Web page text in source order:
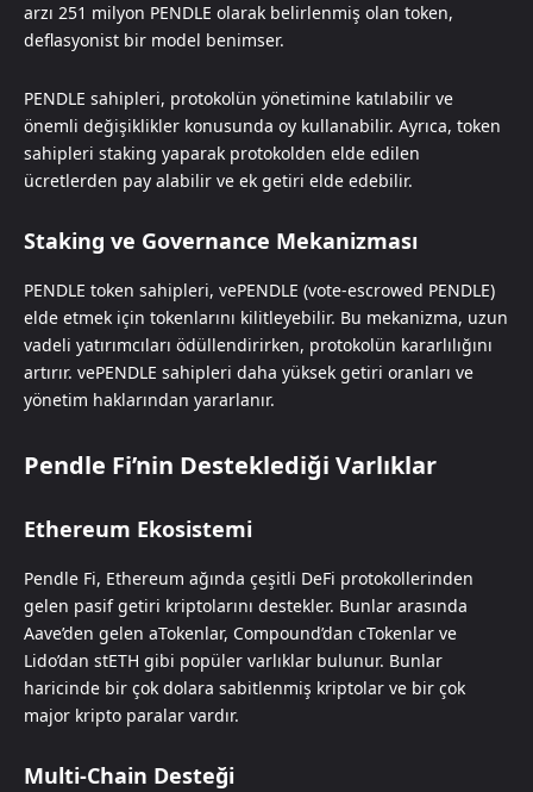
arzı 251 milyon PENDLE olarak belirlenmiş olan token,
deflasyonist bir model benimser.
PENDLE sahipleri, protokolün yönetimine katılabilir ve
önemli değişiklikler konusunda oy kullanabilir. Ayrıca, token
sahipleri staking yaparak protokolden elde edilen
ücretlerden pay alabilir ve ek getiri elde edebilir.
Staking ve Governance Mekanizması
PENDLE token sahipleri, vePENDLE (vote-escrowed PENDLE)
elde etmek için tokenlarını kilitleyebilir. Bu mekanizma, uzun
vadeli yatırımcıları ödüllendirirken, protokolün kararlılığını
artırır. vePENDLE sahipleri daha yüksek getiri oranları ve
yönetim haklarından yararlanır.
Pendle Fi’nin Desteklediği Varlıklar
Ethereum Ekosistemi
Pendle Fi, Ethereum ağında çeşitli DeFi protokollerinden
gelen pasif getiri kriptolarını destekler. Bunlar arasında
Aave’den gelen aTokenlar, Compound’dan cTokenlar ve
Lido’dan stETH gibi popüler varlıklar bulunur. Bunlar
haricinde bir çok dolara sabitlenmiş kriptolar ve bir çok
major kripto paralar vardır.
Multi-Chain Desteği